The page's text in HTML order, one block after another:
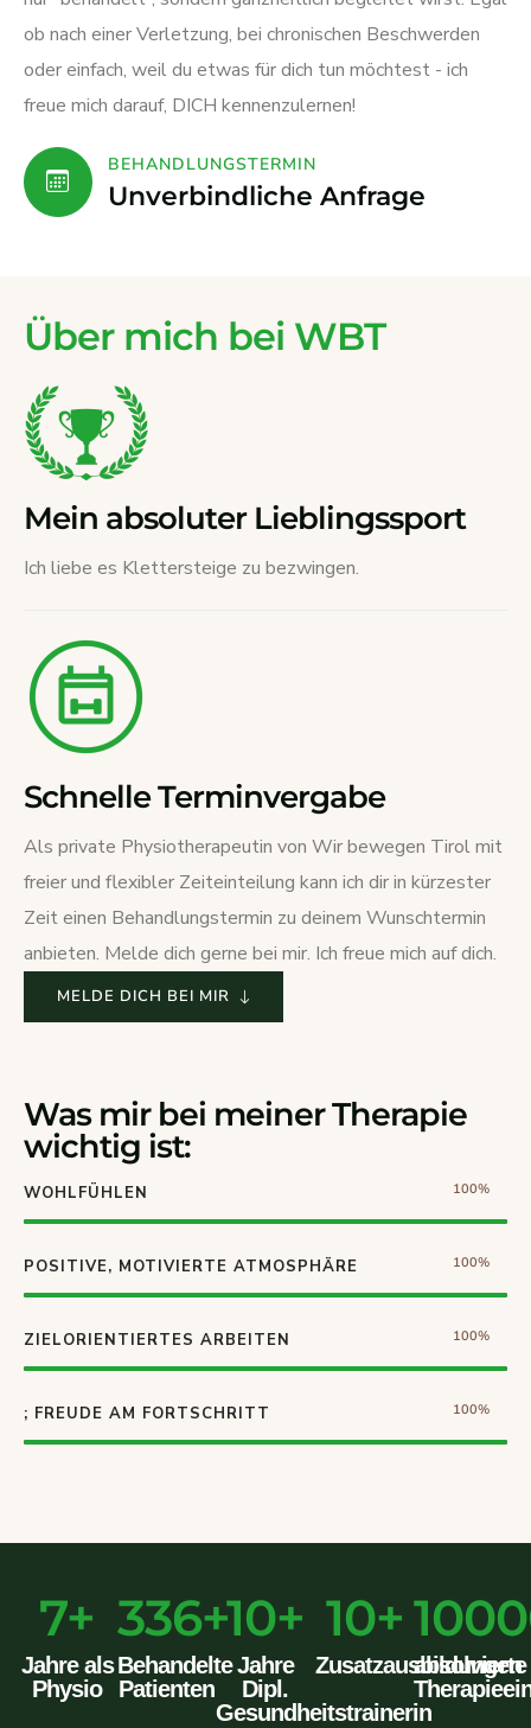
ob nach einer Verletzung, bei chronischen Beschwerden
oder einfach, weil du etwas für dich tun möchtest - ich
freue mich darauf, DICH kennenzulernen!
BEHANDLUNGSTERMIN
Unverbindliche Anfrage
Über mich bei WBT
Mein absoluter Lieblingssport
Ich liebe es Klettersteige zu bezwingen.
Schnelle Terminvergabe
Als private Physiotherapeutin von Wir bewegen Tirol mit
freier und flexibler Zeiteinteilung kann ich dir in kürzester
Zeit einen Behandlungstermin zu deinem Wunschtermin
anbieten. Melde dich gerne bei mir. Ich freue mich auf dich.
MELDE DICH BEI MIR
Was mir bei meiner Therapie
wichtig ist:
WOHLFÜHLEN 100%
POSITIVE, MOTIVIERTE ATMOSPHÄRE 100%
ZIELORIENTIERTES ARBEITEN 100%
; FREUDE AM FORTSCHRITT 100%
7+
Jahre als
Physio
441+
Behandelte
Patienten
10+
Jahre
Dipl.
Gesundheitstrainerin
10+
Zusatzausbildungen
absolvierte